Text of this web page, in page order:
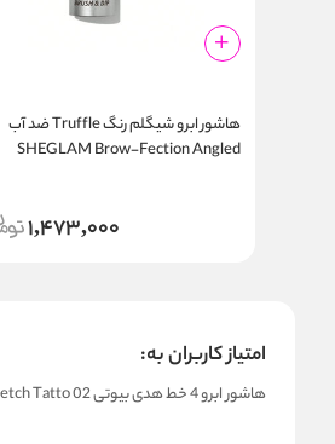
هاشور ابرو شیگلم رنگ Truffle ضد آب
SHEGLAM Brow-Fection Angled
1,473,000
امتیاز کاربران به:
هاشور ابرو 4 خط هدی بیوتی Huda Beauty Finne Sketch Tatto 02